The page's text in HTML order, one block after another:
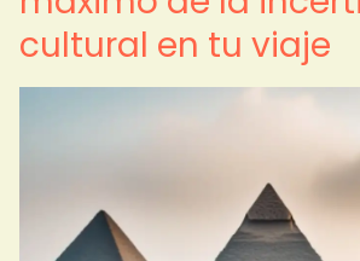
cultural en tu viaje